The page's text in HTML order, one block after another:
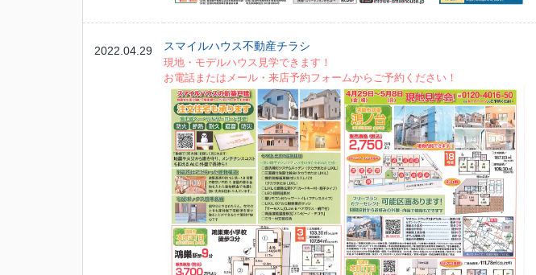
2022.04.29 スマイルハウス不動産チラシ
現地・モデルハウス見学できます！
お電話またはメール・来店予約フォームからご予約ください！